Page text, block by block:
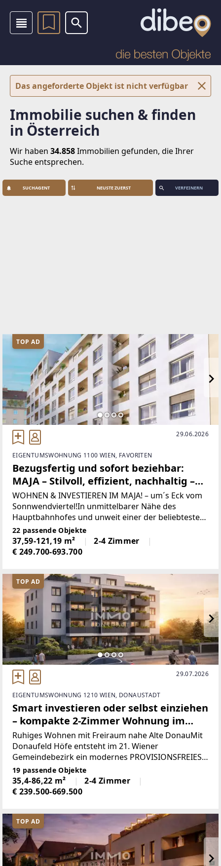
Das angeforderte Objekt ist nicht verfügbar
Immobilie suchen & finden
in Österreich
Wir haben 34.858Immobilien gefunden, die Ihrer
Suche entsprechen.
SUCHAGENT VERFEINERN
TOP AD
29.06.2026
EIGENTUMSWOHNUNG 1100 WIEN, FAVORITEN
Bezugsfertig und sofort beziehbar:
MAJA – Stilvoll, effizient, nachhaltig –
Ihr perfektes Vorsorgeprojekt!
WOHNEN & INVESTIEREN IM MAJA! – um´s Eck vom
Sonnwendviertel!In unmittelbarer Nähe des
Hauptbahnhofes und unweit einer der beliebtesten
Fußgängerzonen von Wiens, entsteht ein gut
durchdachtes, nachhaltig geplantes sowie stylisches
Wohnprojekt,
22 passende Objekte
37,59-121,19 m²
2-4 Zimmer
€ 249.700-693.700
TOP AD
29.07.2026
EIGENTUMSWOHNUNG 1210 WIEN, DONAUSTADT
Smart investieren oder selbst einziehen
– kompakte 2-Zimmer Wohnung im
neuen Donaufeld
Ruhiges Wohnen mit Freiraum nahe Alte DonauMit
Donaufeld Höfe entsteht im 21. Wiener
Gemeindebezirk ein modernes PROVISIONSFREIES
Wohnprojekt, das urbanes Wohnen mit hoher
Lebensqualität verbindet. Die Wohnanlage umfasst
30 Eigentumswohnungen
19 passende Objekte
35,4-86,22 m²
2-4 Zimmer
€ 239.500-669.500
TOP AD